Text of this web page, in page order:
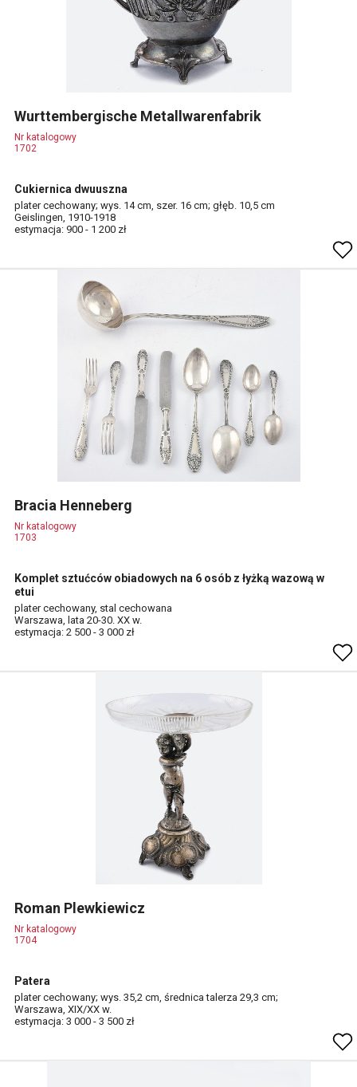
Wurttembergische Metallwarenfabrik
Nr katalogowy
1702
Cukiernica dwuuszna
plater cechowany; wys. 14 cm, szer. 16 cm; głęb. 10,5 cm
Geislingen, 1910-1918
estymacja: 900 - 1 200 zł
Bracia Henneberg
Nr katalogowy
1703
Komplet sztućców obiadowych na 6 osób z łyżką wazową w
etui
plater cechowany, stal cechowana
Warszawa, lata 20-30. XX w.
estymacja: 2 500 - 3 000 zł
Roman Plewkiewicz
Nr katalogowy
1704
Patera
plater cechowany; wys. 35,2 cm, średnica talerza 29,3 cm;
Warszawa, XIX/XX w.
estymacja: 3 000 - 3 500 zł